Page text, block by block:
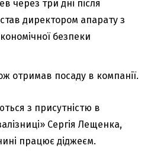
через три дні після
директором апарату з
безпеки
отримав посаду в компанії.
з присутністю в
Сергія Лещенка,
працює діджеєм.